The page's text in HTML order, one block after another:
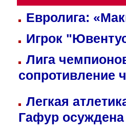
Евролига:
Игрок
Лига
сопротивление
Легкая
Гафур осуждена